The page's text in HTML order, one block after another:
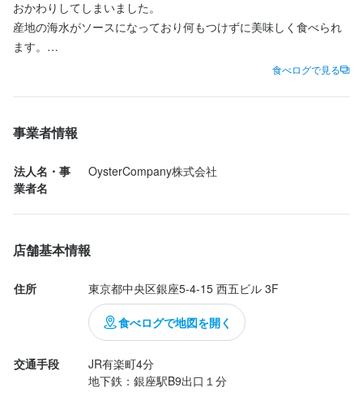
おかわりしてしまいました。
産地の海水がソースになっており何もつけずに美味しく食べられ
ます。
食べログで見る
事業者情報
法人名・事
業者名
OysterCompany株式会社
店舗基本情報
住所 東京都中央区銀座5-4-15 西五ビル 3F
食べログで地図を開く
交通手段
JR有楽町4分
地下鉄：銀座駅B9出口１分
ーション高く働ける環境です。
【牡蠣の知識が手に入ります】
牡蠣の正しい知識、心臓を活かした牡蠣開けなど全て教えます。
身に付くスキル
包丁さばき
必須スキル・経験
歓迎スキル・経験